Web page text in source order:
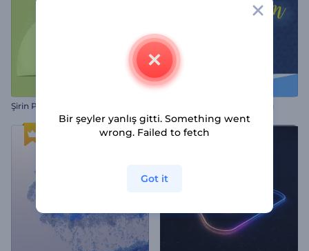
Şirin Paskalya Tebrik Kartı Şabat Şalom Animasyonları
Bir şeyler yanlış gitti. Something went
wrong. Failed to fetch
Got it